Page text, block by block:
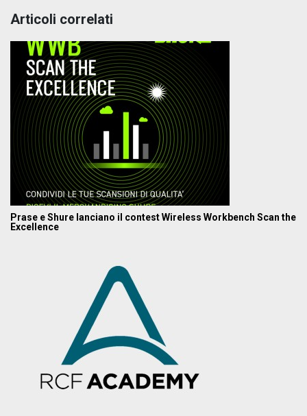
Articoli correlati
Prase e Shure lanciano il contest Wireless Workbench Scan the
Excellence